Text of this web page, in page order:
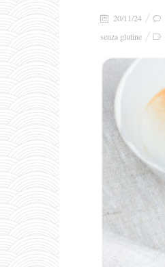
20/11/24
senza glutine